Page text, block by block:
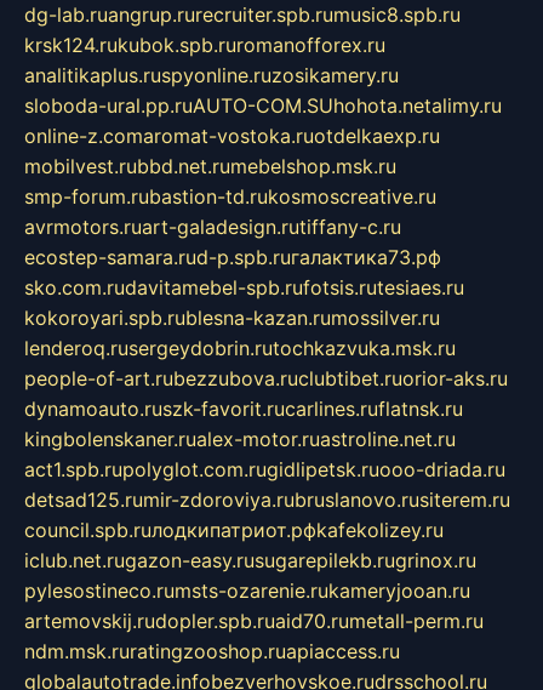
dg-lab.ruangrup.rurecruiter.spb.rumusic8.spb.ru
krsk124.rukubok.spb.ruromanofforex.ru
analitikaplus.ruspyonline.ruzosikamery.ru
sloboda-ural.pp.ruAUTO-COM.SUhohota.netalimy.ru
online-z.comaromat-vostoka.ruotdelkaexp.ru
mobilvest.rubbd.net.rumebelshop.msk.ru
smp-forum.rubastion-td.rukosmoscreative.ru
avrmotors.ruart-galadesign.rutiffany-c.ru
ecostep-samara.rud-p.spb.ruгалактика73.рф
sko.com.rudavitamebel-spb.rufotsis.rutesiaes.ru
kokoroyari.spb.rublesna-kazan.rumossilver.ru
lenderoq.rusergeydobrin.rutochkazvuka.msk.ru
people-of-art.rubezzubova.ruclubtibet.ruorior-aks.ru
dynamoauto.ruszk-favorit.rucarlines.ruflatnsk.ru
kingbolenskaner.rualex-motor.ruastroline.net.ru
act1.spb.rupolyglot.com.rugidlipetsk.ruooo-driada.ru
detsad125.rumir-zdoroviya.rubruslanovo.rusiterem.ru
council.spb.ruлодкипатриот.рфkafekolizey.ru
iclub.net.rugazon-easy.rusugarepilekb.rugrinox.ru
pylesostineco.rumsts-ozarenie.rukameryjooan.ru
artemovskij.rudopler.spb.ruaid70.rumetall-perm.ru
ndm.msk.ruratingzooshop.ruapiaccess.ru
globalautotrade.infobezverhovskoe.rudrsschool.ru